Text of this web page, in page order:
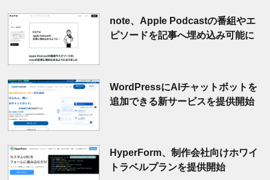
note、Apple Podcastの番組やエ
ピソードを記事へ埋め込み可能に
WordPressにAIチャットボットを
追加できる新サービスを提供開始
HyperForm、制作会社向けホワイ
トラベルプランを提供開始